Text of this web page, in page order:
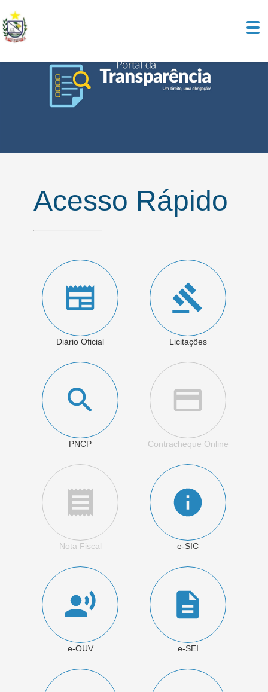
Acesso Rápido
Diário Oficial Licitações
PNCP Contracheque Online
Nota Fiscal e-SIC
e-OUV e-SEI